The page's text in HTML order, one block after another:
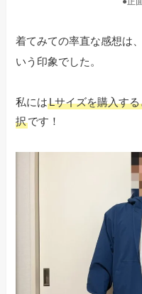
着てみての率直な感想は、
いう印象でした。
私にはLサイズを購入す
択です！